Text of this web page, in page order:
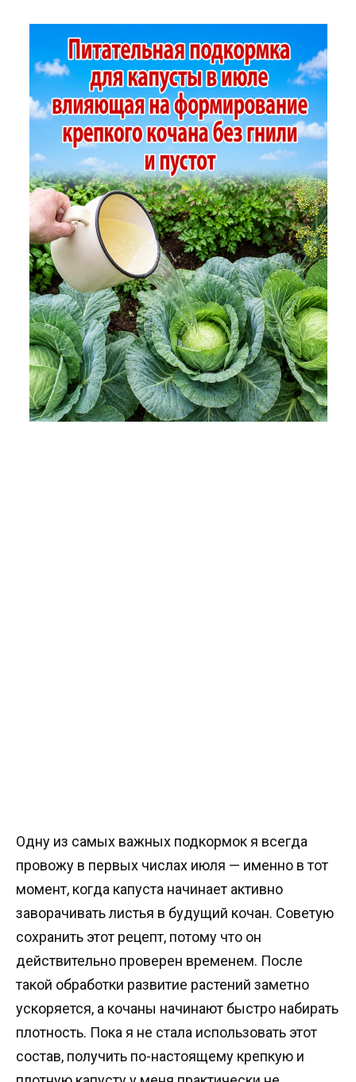
Одну из самых важных подкормок я всегда
провожу в первых числах июля — именно в тот
момент, когда капуста начинает активно
заворачивать листья в будущий кочан. Советую
сохранить этот рецепт, потому что он
действительно проверен временем. После
такой обработки развитие растений заметно
ускоряется, а кочаны начинают быстро набирать
плотность. Пока я не стала использовать этот
состав, получить по-настоящему крепкую и